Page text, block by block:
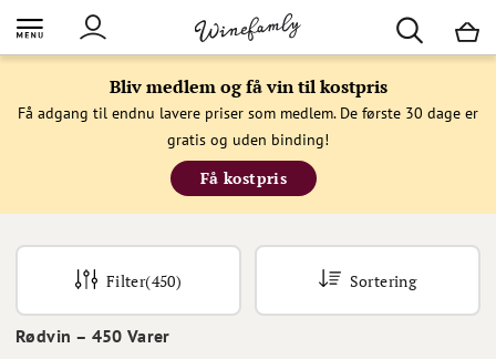
Bliv medlem og få vin til kostpris
Få adgang til endnu lavere priser som medlem. De første 30 dage er
gratis og uden binding!
Få kostpris
Rødvin – 450 Varer
Filter(450) Sortering